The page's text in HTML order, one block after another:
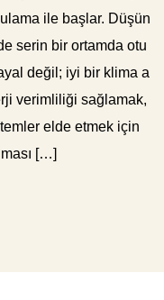
ile başlar. Düşün
serin bir ortamda otu
değil; iyi bir klima a
verimliliği sağlamak,
elde etmek için
[…]